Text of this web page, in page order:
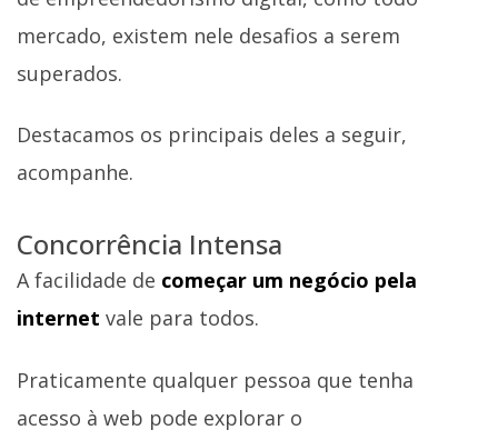
mercado, existem nele desafios a serem
superados.
Destacamos os principais deles a seguir,
acompanhe.
Concorrência Intensa
A facilidade de começar um negócio pela
internet vale para todos.
Praticamente qualquer pessoa que tenha
acesso à web pode explorar o